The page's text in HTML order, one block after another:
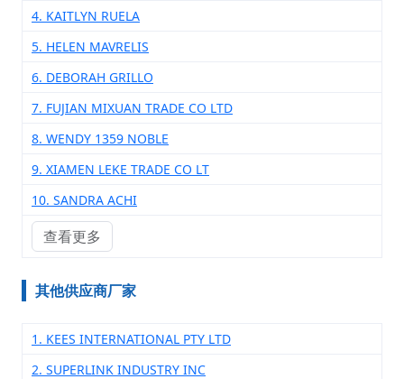
4. KAITLYN RUELA
5. HELEN MAVRELIS
6. DEBORAH GRILLO
7. FUJIAN MIXUAN TRADE CO LTD
8. WENDY 1359 NOBLE
9. XIAMEN LEKE TRADE CO LT
10. SANDRA ACHI
查看更多
其他供应商厂家
1. KEES INTERNATIONAL PTY LTD
2. SUPERLINK INDUSTRY INC